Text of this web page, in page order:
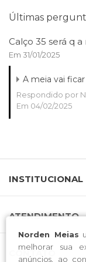
Norden Meias
melhorar sua
anúncios, ao
Últimas
Calço 35 será q
Em 31/01/2025
A meia vai
Respondido por
Em 04/02/2025
INSTITUCIONAL
ATENDIMENTO
CONTATO